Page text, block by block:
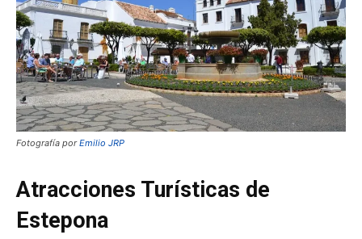
Fotografía porEmilio JRP
Atracciones Turísticas de
Estepona